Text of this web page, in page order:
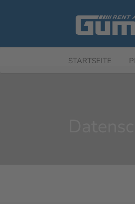
STARTSEITE